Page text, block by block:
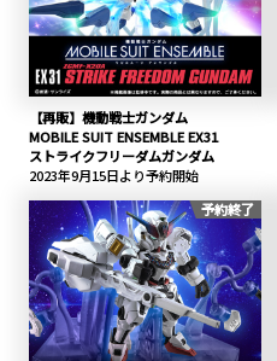
【再販】機動戦士ガンダム
MOBILE SUIT ENSEMBLE EX31
ストライクフリーダムガンダム
2023年9月15日より予約開始
予約終了